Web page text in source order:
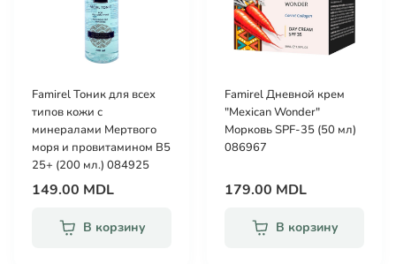
Famirel Тоник для всех
типов кожи с
минералами Мертвого
моря и провитамином B5
25+ (200 мл.) 084925
149.00 MDL
В корзину
Famirel Дневной крем
"Mexican Wonder"
Морковь SPF-35 (50 мл)
086967
179.00 MDL
В корзину